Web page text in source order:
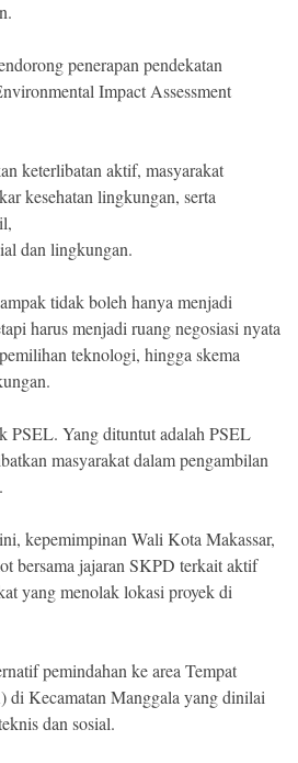
penerapan pendekatan
Impact Assessment
keterlibatan aktif, masyarakat
kesehatan lingkungan, serta
dan lingkungan.
tidak boleh hanya menjadi
harus menjadi ruang negosiasi nyata
teknologi, hingga skema
PSEL. Yang dituntut adalah PSEL
masyarakat dalam pengambilan
kepemimpinan Wali Kota Makassar,
bersama jajaran SKPD terkait aktif
yang menolak lokasi proyek di
pemindahan ke area Tempat
di Kecamatan Manggala yang dinilai
dan sosial.